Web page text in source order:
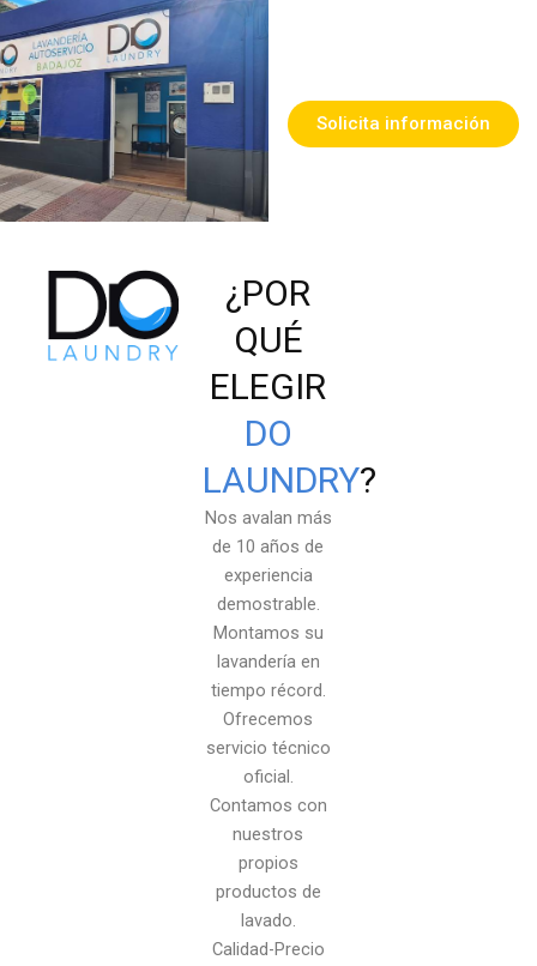
Solicita información
¿POR
QUÉ
ELEGIR
DO
LAUNDRY?
Nos avalan más
de 10 años de
experiencia
demostrable.
Montamos su
lavandería en
tiempo récord.
Ofrecemos
servicio técnico
oficial.
Contamos con
nuestros
propios
productos de
lavado.
Calidad-Precio